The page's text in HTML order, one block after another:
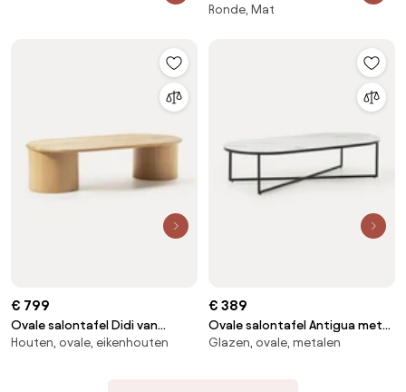
Ronde, Mat
€ 799
Ovale salontafel Didi van
eikenhout
Houten, ovale, eikenhouten
€ 389
Ovale salontafel Antigua met
glazen tafelblad in marmerlook
Glazen, ovale, metalen